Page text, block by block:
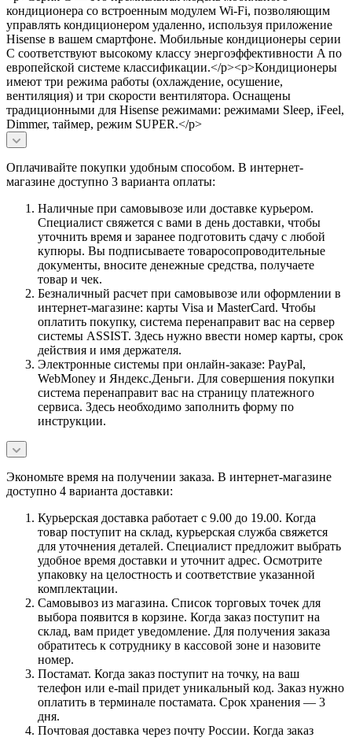
кондиционера со встроенным модулем Wi-Fi, позволяющим
управлять кондиционером удаленно, используя приложение
Hisense в вашем смартфоне. Мобильные кондиционеры серии
C соответствуют высокому классу энергоэффективности A по
европейской системе классификации.</p><p>Кондиционеры
имеют три режима работы (охлаждение, осушение,
вентиляция) и три скорости вентилятора. Оснащены
традиционными для Hisense режимами: режимами Sleep, iFeel,
Dimmer, таймер, режим SUPER.</p>
Оплачивайте покупки удобным способом. В интернет-
магазине доступно 3 варианта оплаты:
Наличные при самовывозе или доставке курьером.
Специалист свяжется с вами в день доставки, чтобы
уточнить время и заранее подготовить сдачу с любой
купюры. Вы подписываете товаросопроводительные
документы, вносите денежные средства, получаете
товар и чек.
Безналичный расчет при самовывозе или оформлении в
интернет-магазине: карты Visa и MasterCard. Чтобы
оплатить покупку, система перенаправит вас на сервер
системы ASSIST. Здесь нужно ввести номер карты, срок
действия и имя держателя.
Электронные системы при онлайн-заказе: PayPal,
WebMoney и Яндекс.Деньги. Для совершения покупки
система перенаправит вас на страницу платежного
сервиса. Здесь необходимо заполнить форму по
инструкции.
Экономьте время на получении заказа. В интернет-магазине
доступно 4 варианта доставки:
Курьерская доставка работает с 9.00 до 19.00. Когда
товар поступит на склад, курьерская служба свяжется
для уточнения деталей. Специалист предложит выбрать
удобное время доставки и уточнит адрес. Осмотрите
упаковку на целостность и соответствие указанной
комплектации.
Самовывоз из магазина. Список торговых точек для
выбора появится в корзине. Когда заказ поступит на
склад, вам придет уведомление. Для получения заказа
обратитесь к сотруднику в кассовой зоне и назовите
номер.
Постамат. Когда заказ поступит на точку, на ваш
телефон или e-mail придет уникальный код. Заказ нужно
оплатить в терминале постамата. Срок хранения — 3
дня.
Почтовая доставка через почту России. Когда заказ